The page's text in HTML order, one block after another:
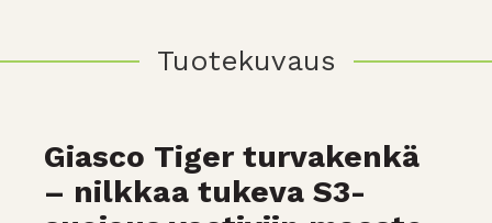
Tuotekuvaus
Giasco Tiger turvakenkä
– nilkkaa tukeva S3-